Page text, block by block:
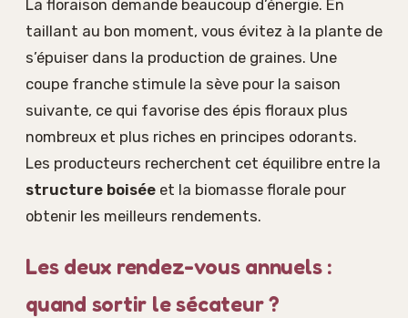
La floraison demande beaucoup d’énergie. En
taillant au bon moment, vous évitez à la plante de
s’épuiser dans la production de graines. Une
coupe franche stimule la sève pour la saison
suivante, ce qui favorise des épis floraux plus
nombreux et plus riches en principes odorants.
Les producteurs recherchent cet équilibre entre la
structure boisée et la biomasse florale pour
obtenir les meilleurs rendements.
Les deux rendez-vous annuels :
quand sortir le sécateur ?